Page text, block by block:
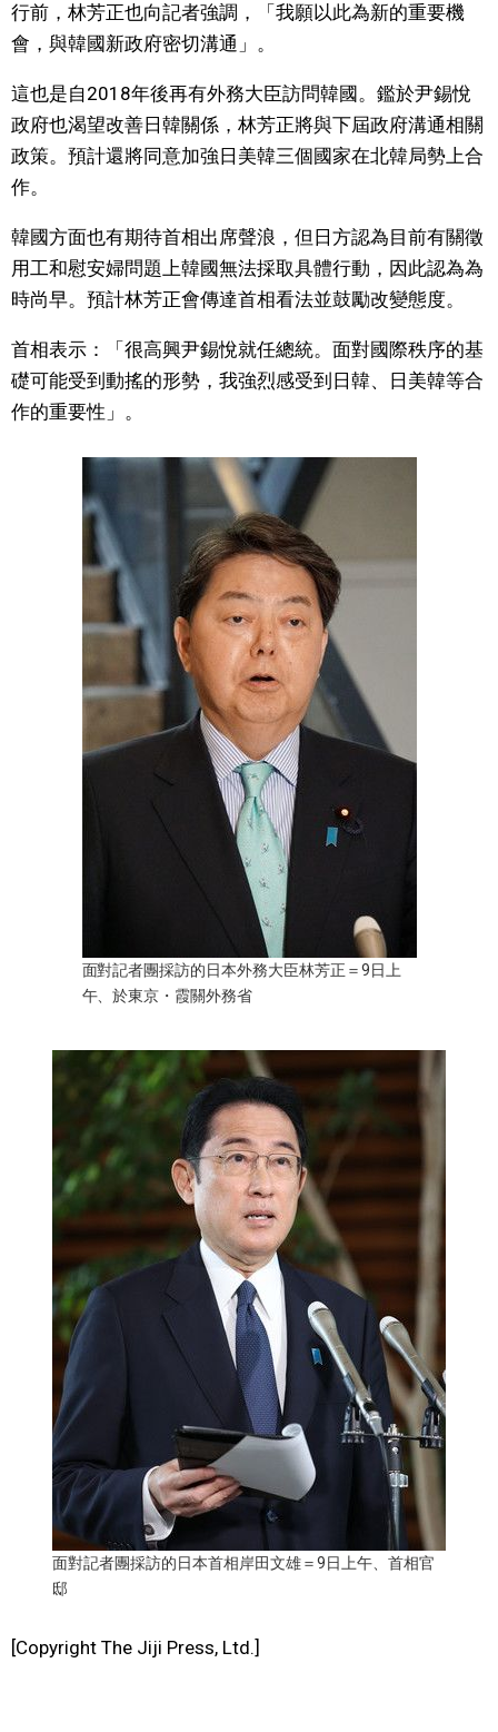
日本入門
政治外交
社會
文化
科學技術
生活
編輯部通知
行前，林芳正也向記者強調，「我願以此為新的重要機
會，與韓國新政府密切溝通」。
這也是自2018年後再有外務大臣訪問韓國。鑑於尹錫悅
政府也渴望改善日韓關係，林芳正將與下屆政府溝通相關
政策。預計還將同意加強日美韓三個國家在北韓局勢上合
作。
韓國方面也有期待首相出席聲浪，但日方認為目前有關徵
用工和慰安婦問題上韓國無法採取具體行動，因此認為為
時尚早。預計林芳正會傳達首相看法並鼓勵改變態度。
首相表示：「很高興尹錫悅就任總統。面對國際秩序的基
礎可能受到動搖的形勢，我強烈感受到日韓、日美韓等合
作的重要性」。
面對記者團採訪的日本外務大臣林芳正＝9日上
午、於東京・霞關外務省
面對記者團採訪的日本首相岸田文雄＝9日上午、首相官
邸
[Copyright The Jiji Press, Ltd.]